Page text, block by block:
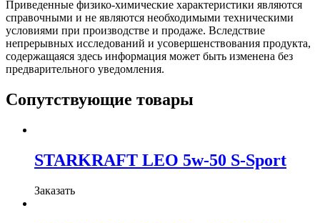
Приведенные физико-химические характеристики являются
справочными и не являются необходимыми техническими
условиями при производстве и продаже. Вследствие
непрерывных исследований и усовершенствования продукта,
содержащаяся здесь информация может быть изменена без
предварительного уведомления.
Сопутствующие товары
STARKRAFT LEO 5w-50 S-Sport
Заказать